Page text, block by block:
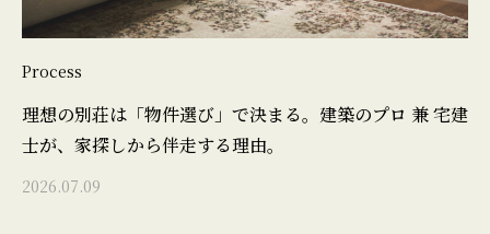
Process
理想の別荘は「物件選び」で決まる。建築のプロ 兼 宅建
士が、家探しから伴走する理由。
2026.07.09